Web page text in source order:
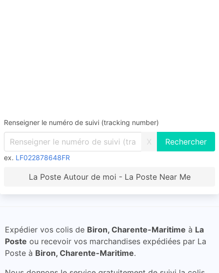
Renseigner le numéro de suivi (tracking number)
X
ex. LF022878648FR
La Poste Autour de moi - La Poste Near Me
Expédier vos colis de Biron, Charente-Maritime à La
Poste ou recevoir vos marchandises expédiées par La
Poste à Biron, Charente-Maritime.